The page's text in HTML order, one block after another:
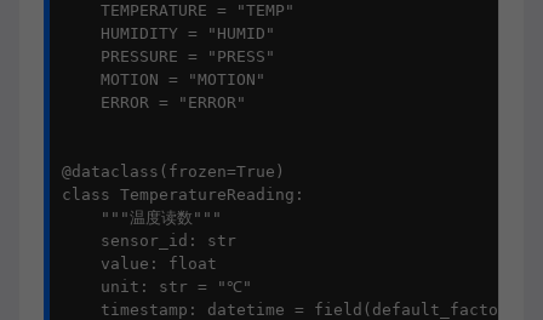
    TEMPERATURE = "TEMP"
    HUMIDITY = "HUMID"
    PRESSURE = "PRESS"
    MOTION = "MOTION"
    ERROR = "ERROR"
@dataclass(frozen=True)
class TemperatureReading:
    """温度读数"""
    sensor_id: str
    value: float
    unit: str = "℃"
timestamp: datetime =